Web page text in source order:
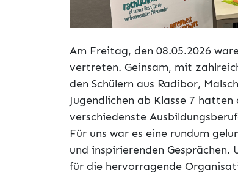
Am Freitag, den 08.05.2026
vertreten. Geinsam, mit
den Schülern aus Radibor,
Jugendlichen ab Klasse 7
verschiedenste
Für uns war es eine rundum
und inspirierenden Gesprächen.
für die hervorragende